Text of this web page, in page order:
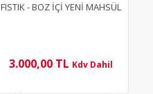
FISTIK - BOZ İÇİ YENİ MAHSÜL
3.000,00 TL Kdv Dahil